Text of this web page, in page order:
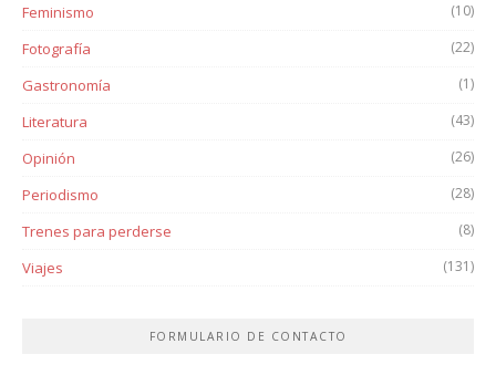
Feminismo (10)
Fotografía (22)
Gastronomía (1)
Literatura (43)
Opinión (26)
Periodismo (28)
Trenes para perderse (8)
Viajes (131)
FORMULARIO DE CONTACTO